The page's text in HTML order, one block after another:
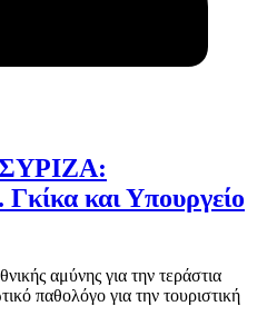
ΣΥΡΙΖΑ:
και Υπουργείο
αμύνης για την τεράστια
παθολόγο για την τουριστική